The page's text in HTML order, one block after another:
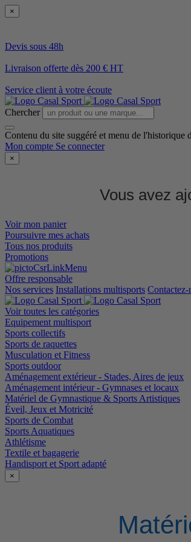
×
Devis sous 48h
Livraison offerte dès 200 € HT
Service client à votre écoute
Chercher
Contenu du site suggéré et menu de l'historique
Mon compte Se connecter
×
Vous avez
Voir mon panier
Poursuivre mes achats
Tous nos produits
Promotions
Offre responsable
Nos services Installations multisports Contactez-
Voir toutes les catégories
Equipement multisport
Sports collectifs
Sports de raquettes
Musculation et Fitness
Sports outdoor
Aménagement extérieur - Stades, Aires de jeux
Aménagement intérieur - Gymnases et locaux
Matériel de Gymnastique & Sports Artistiques
Éveil, Jeux et Motricité
Sports de Combat
Sports Aquatiques
Athlétisme
Textile et bagagerie
Handisport et Sport adapté
×